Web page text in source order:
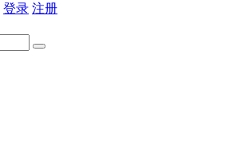
登录 注册